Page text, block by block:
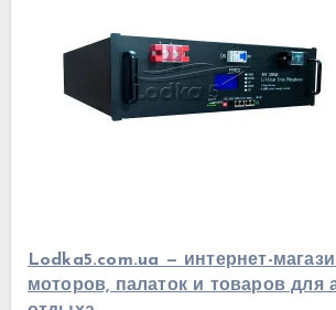
Lodka5.com.ua — интернет-
моторов, палаток и товаров для